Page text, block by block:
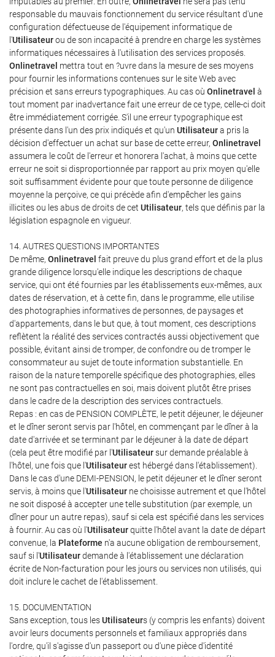
responsable du mauvais fonctionnement du service résultant d'une
configuration défectueuse de l'équipement informatique de
l'Utilisateurou de son incapacité à prendre en charge les systèmes
informatiques nécessaires à l'utilisation des services proposés.
Onlinetravel mettra tout en ?uvre dans la mesure de ses moyens
pour fournir les informations contenues sur le site Web avec
précision et sans erreurs typographiques. Au cas où Onlinetravel à
tout moment par inadvertance fait une erreur de ce type, celle-ci doit
être immédiatement corrigée. S'il une erreur typographique est
présente dans l'un des prix indiqués et qu'un Utilisateura pris la
décision d'effectuer un achat sur base de cette erreur, Onlinetravel
assumera le coût de l'erreur et honorera l'achat, à moins que cette
erreur ne soit si disproportionnée par rapport au prix moyen qu'elle
soit suffisamment évidente pour que toute personne de diligence
moyenne la perçoive, ce qui précède afin d'empêcher les gains
illicites ou les abus de droits de cet Utilisateur, tels que définis par la
législation espagnole en vigueur.
14. AUTRES QUESTIONS IMPORTANTES
De même, Onlinetravel fait preuve du plus grand effort et de la plus
grande diligence lorsqu'elle indique les descriptions de chaque
service, qui ont été fournies par les établissements eux-mêmes, aux
dates de réservation, et à cette fin, dans le programme, elle utilise
des photographies informatives de personnes, de paysages et
d'appartements, dans le but que, à tout moment, ces descriptions
reflètent la réalité des services contractés aussi objectivement que
possible, évitant ainsi de tromper, de confondre ou de tromper le
consommateur au sujet de toute information substantielle. En
raison de la nature temporelle spécifique des photographies, elles
ne sont pas contractuelles en soi, mais doivent plutôt être prises
dans le cadre de la description des services contractuels.
Repas : en cas de PENSION COMPLÈTE, le petit déjeuner, le déjeuner
et le dîner seront servis par l'hôtel, en commençant par le dîner à la
date d'arrivée et se terminant par le déjeuner à la date de départ
(cela peut être modifié par l'Utilisateursur demande préalable à
l'hôtel, une fois que l'Utilisateurest hébergé dans l'établissement).
Dans le cas d'une DEMI-PENSION, le petit déjeuner et le dîner seront
servis, à moins que l'Utilisateur ne choisisse autrement et que l'hôtel
ne soit disposé à accepter une telle substitution (par exemple, un
dîner pour un autre repas), sauf si cela est spécifié dans les services
à fournir. Au cas où l'Utilisateurquitte l'hôtel avant la date de départ
convenue, la Plateforme n'a aucune obligation de remboursement,
sauf si l'Utilisateurdemande à l'établissement une déclaration
écrite de Non-facturation pour les jours ou services non utilisés, qui
doit inclure le cachet de l'établissement.
15. DOCUMENTATION
Sans exception, tous lesUtilisateurs (y compris les enfants) doivent
avoir leurs documents personnels et familiaux appropriés dans
l'ordre, qu'il s'agisse d'un passeport ou d'une pièce d'identité